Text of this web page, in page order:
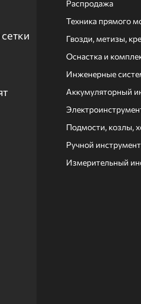
Распродажа
Техника прямого
Гвозди, метизы,
Оснастка и
Инженерные
Аккумуляторный
Подмости, козлы,
Ручной
Измерительный